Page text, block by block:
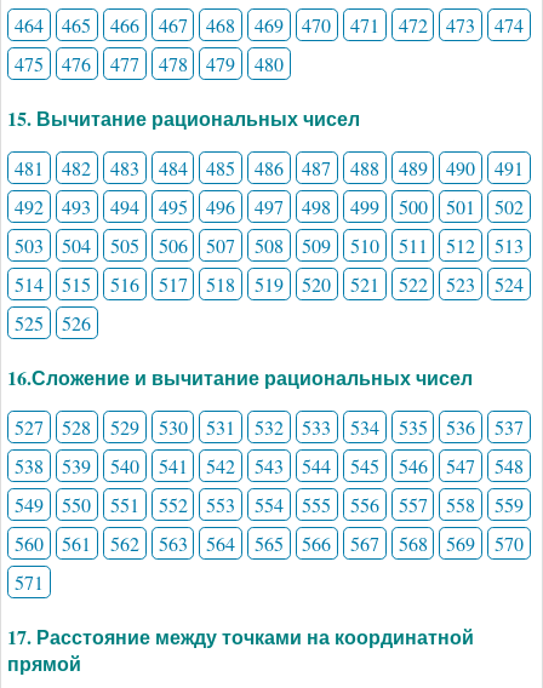
464 465 466 467 468 469 470 471 472 473
474
475
476 477 478 479 480
15. Вычитание рациональных чисел
481 482 483 484 485 486 487 488 489 490
491
492
493 494 495 496 497 498 499 500 501
502
503
504 505 506 507 508 509 510 511 512
513
514
515 516 517 518 519 520 521 522 523
524
525
526
16.Сложение и вычитание рациональных чисел
527 528 529 530 531 532 533 534 535 536
537
538
539 540 541 542 543 544 545 546 547
548
549
550 551 552 553 554 555 556 557 558
559
560
561 562 563 564 565 566 567 568 569
570
571
17. Расстояние между точками на координатной
прямой